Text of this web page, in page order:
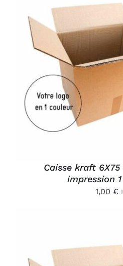
AJOUTER AU
DÉTAILS
Caisse kraft
impression
1,00 €